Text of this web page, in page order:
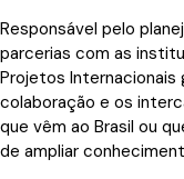
Responsável pelo
parcerias com as
Projetos Internacionais
colaboração e os
que vêm ao Brasil ou
de ampliar